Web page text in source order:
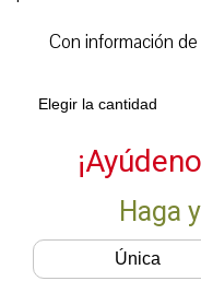
Con información de